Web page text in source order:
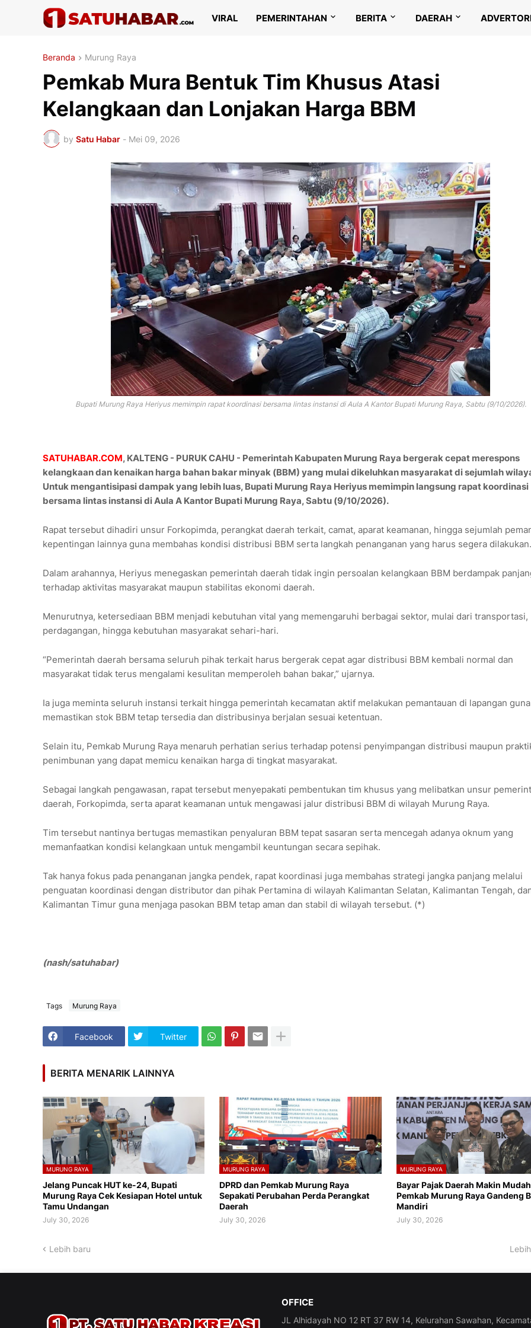
VIRAL PEMERINTAHAN BERITA DAERAH
Beranda Murung Raya
Pemkab Mura Bentuk Tim Khusus Atasi
Kelangkaan dan Lonjakan Harga BBM
by Satu Habar - Mei 09, 2026
Bupati Murung Raya Heriyusmemimpin rapat koordinasi bersama lintas instansi di Aula A Kantor Bupati Murung Raya, Sabtu (9/10/2026).
SATUHABAR.COM, KALTENG - PURUK CAHU - Pemerintah Kabupaten Murung Raya bergerak cepat merespons
kelangkaan dan kenaikan harga bahan bakar minyak (BBM) yang mulai dikeluhkan masyarakat di sejumlah
Untuk mengantisipasi dampak yang lebih luas, Bupati Murung Raya Heriyus memimpin langsung rapat koordinasi
bersama lintas instansi di Aula A Kantor Bupati Murung Raya, Sabtu (9/10/2026).
Rapat tersebut dihadiri unsur Forkopimda, perangkat daerah terkait, camat, aparat keamanan, hingga sejumlah
kepentingan lainnya guna membahas kondisi distribusi BBM serta langkah penanganan yang harus segera dilakukan.
Dalam arahannya, Heriyus menegaskan pemerintah daerah tidak ingin persoalan kelangkaan BBM berdampak
terhadap aktivitas masyarakat maupun stabilitas ekonomi daerah.
Menurutnya, ketersediaan BBM menjadi kebutuhan vital yang memengaruhi berbagai sektor, mulai dari transportasi,
perdagangan, hingga kebutuhan masyarakat sehari-hari.
“Pemerintah daerah bersama seluruh pihak terkait harus bergerak cepat agar distribusi BBM kembali normal dan
masyarakat tidak terus mengalami kesulitan memperoleh bahan bakar,” ujarnya.
Ia juga meminta seluruh instansi terkait hingga pemerintah kecamatan aktif melakukan pemantauan di lapangan guna
memastikan stok BBM tetap tersedia dan distribusinya berjalan sesuai ketentuan.
Selain itu, Pemkab Murung Raya menaruh perhatian serius terhadap potensi penyimpangan distribusi maupun
penimbunan yang dapat memicu kenaikan harga di tingkat masyarakat.
Sebagai langkah pengawasan, rapat tersebut menyepakati pembentukan tim khusus yang melibatkan unsur
daerah, Forkopimda, serta aparat keamanan untuk mengawasi jalur distribusi BBM di wilayah Murung Raya.
Tim tersebut nantinya bertugas memastikan penyaluran BBM tepat sasaran serta mencegah adanya oknum yang
memanfaatkan kondisi kelangkaan untuk mengambil keuntungan secara sepihak.
Tak hanya fokus pada penanganan jangka pendek, rapat koordinasi juga membahas strategi jangka panjang melalui
penguatan koordinasi dengan distributor dan pihak Pertamina di wilayah Kalimantan Selatan, Kalimantan Tengah,
Kalimantan Timur guna menjaga pasokan BBM tetap aman dan stabil di wilayah tersebut. (*)
(nash/satuhabar)
Tags Murung Raya
Facebook Twitter
BERITA MENARIK LAINNYA
MURUNG RAYA
Jelang Puncak HUT ke-24, Bupati
Murung Raya Cek Kesiapan Hotel untuk
Tamu Undangan
July 30, 2026
MURUNG RAYA
DPRD dan Pemkab Murung Raya
Sepakati Perubahan Perda Perangkat
Daerah
July 30, 2026
MURUNG RAYA
Bayar Pajak Daerah Makin
Pemkab Murung Raya Gandeng
Mandiri
July 30, 2026
Lebih baru
OFFICE
JL Alhidayah NO 12 RT 37 RW 14, Kelurahan Sawahan,